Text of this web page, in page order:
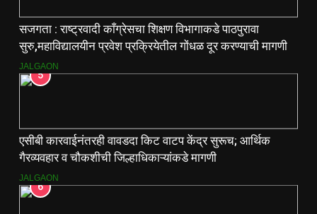
सजगता : राष्ट्रवादी काँग्रेसचा शिक्षण विभागाकडे पाठपुरावा
सुरु,महाविद्यालयीन प्रवेश प्रक्रियेतील गोंधळ दूर करण्याची मागणी
JALGAON
5
एसीबी कारवाईनंतरही वावडदा किट वाटप केंद्र सुरूच; आर्थिक
गैरव्यवहार व चौकशीची जिल्हाधिकाऱ्यांकडे मागणी
JALGAON
6